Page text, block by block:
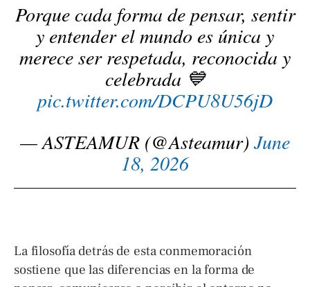
Porque cada forma de pensar, sentir
y entender el mundo es única y
merece ser respetada, reconocida y
celebrada 💙
pic.twitter.com/DCPU8U56jD
— ASTEAMUR (@Asteamur)June
18, 2026
La filosofía detrás de esta conmemoración
sostiene que las diferencias en la forma de